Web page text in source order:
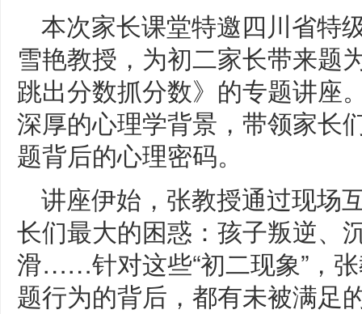
本次家长课堂特邀四川省特
雪艳教授，为初二家长带来
跳出分数抓分数》的专题讲座
深厚的心理学背景，带领家长
题背后的心理密码。
讲座伊始，张教授通过现场
长们最大的困惑：孩子叛逆、
滑……针对这些“初二现象”，
题行为的背后，都有未被满足